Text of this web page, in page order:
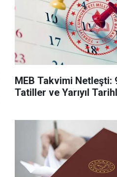
MEB Takvimi Netleşti:
Tatiller ve Yarıyıl